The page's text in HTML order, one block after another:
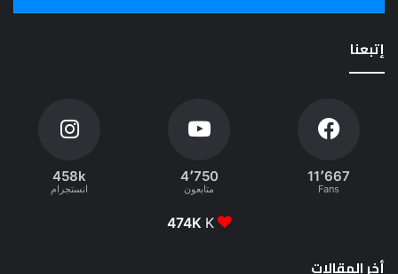
إتبعنا
11٬667
Fans
4٬750
متابعون
458k
انستجرام
474K K
أخر المقالات